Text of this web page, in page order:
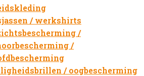
/ werkshirts
/
/
/ oogbescherming